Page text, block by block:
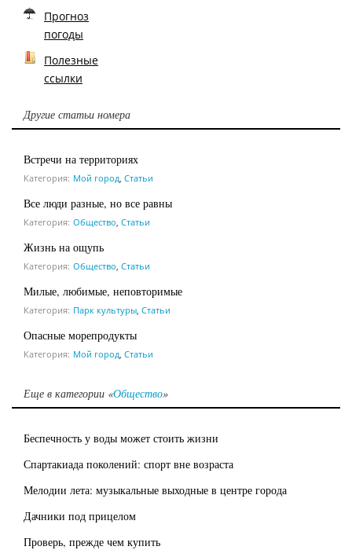
Прогноз
погоды
Полезные
ссылки
Другие статьи номера
Встречи на территориях
Категория: Мой город Статьи
Все люди разные, но все равны
Категория: Общество Статьи
Жизнь на ощупь
Категория: Общество Статьи
Милые, любимые, неповторимые
Категория: Парк культуры Статьи
Опасные морепродукты
Категория: Мой город Статьи
Еще в категории «Общество»
Беспечность у воды может стоить жизни
Спартакиада поколений: спорт вне возраста
Мелодии лета: музыкальные выходные в центре города
Дачники под прицелом
Проверь, прежде чем купить